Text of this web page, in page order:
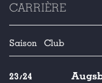
CARRIÈRE
Saison Club
23/24